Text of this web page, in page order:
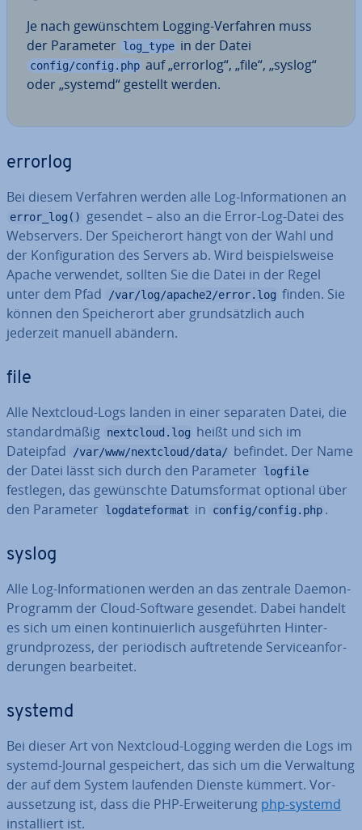
Je nach ge­wünsch­tem Logging-Verfahren muss
der Parameter log_type in der Datei
config/config.php auf „errorlog“, „file“, „syslog“
oder „systemd“ gestellt werden.
errorlog
Bei diesem Verfahren werden alle Log-In­for­ma­tio­nen an
error_log()
gesendet – also an die Error-Log-Datei des
Web­ser­vers. Der Spei­cher­ort hängt von der Wahl und
der Kon­fi­gu­ra­ti­on des Servers ab. Wird bei­spiels­wei­se
Apache verwendet, sollten Sie die Datei in der Regel
unter dem Pfad
/var/log/apache2/error.log finden. Sie
können den Spei­cher­ort aber grund­sätz­lich auch
jederzeit manuell abändern.
file
Alle Nextcloud-Logs landen in einer separaten Datei, die
stan­dard­mä­ßig nextcloud.log heißt und sich im
Dateipfad
/var/www/nextcloud/data/ befindet. Der Name
der Datei lässt sich durch den Parameter
logfile
festlegen, das ge­wünsch­te Da­tums­for­mat optional über
den Parameter
logdateformat in config/config.php .
syslog
Alle Log-In­for­ma­tio­nen werden an das zentrale Daemon-
Programm der Cloud-Software gesendet. Dabei handelt
es sich um einen kon­ti­nu­ier­lich aus­ge­führ­ten Hin­ter­
grund­pro­zess, der pe­ri­odisch auf­tre­ten­de Ser­vice­an­for­
de­run­gen be­ar­bei­tet.
systemd
Bei dieser Art von Nextcloud-Logging werden die Logs im
systemd-Journal ge­spei­chert, das sich um die Ver­wal­tung
der auf dem System laufenden Dienste kümmert. Vor­
aus­set­zung ist, dass die PHP-Er­wei­te­rung php-systemd
in­stal­liert ist.